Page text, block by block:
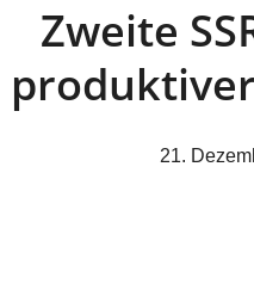
Zweite
21.